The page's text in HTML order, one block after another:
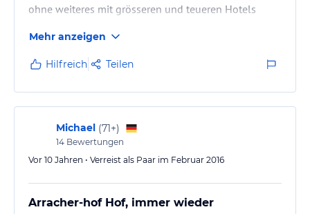
ohne weiteres mit grösseren und teueren Hotels
Mehr anzeigen
Hilfreich Teilen
Michael (71+)
14 Bewertungen
Vor 10 Jahren • Verreist als Paar im Februar 2016
Arracher-hof Hof, immer wieder